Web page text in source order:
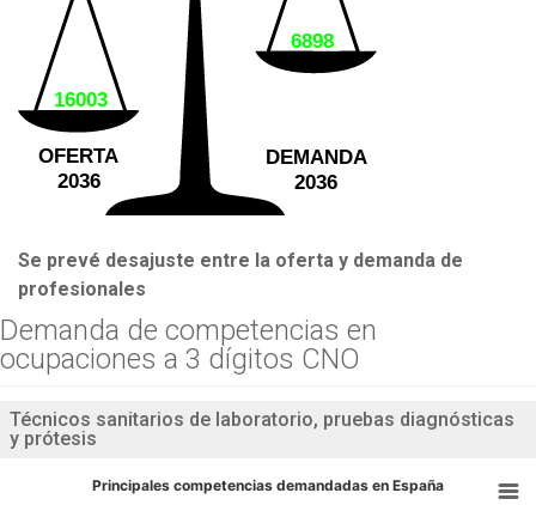
16003
6898
OFERTA
2036
DEMANDA
2036
Se prevé desajuste entre la oferta y demanda de
profesionales
Demanda de competencias en
ocupaciones a 3 dígitos CNO
Técnicos sanitarios de laboratorio, pruebas diagnósticas
y prótesis
Principales competencias demandadas en España